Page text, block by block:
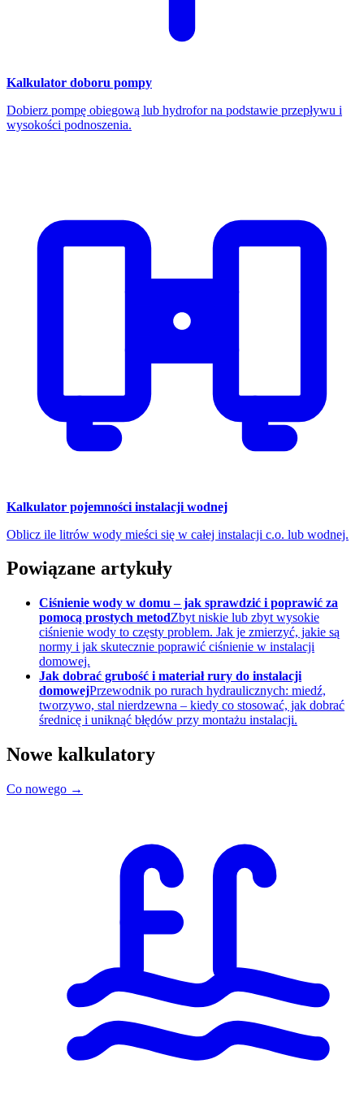
Kalkulator doboru pompy
Dobierz pompę obiegową lub hydrofor na podstawie przepływu i
wysokości podnoszenia.
Kalkulator pojemności instalacji wodnej
Oblicz ile litrów wody mieści się w całej instalacji c.o. lub wodnej.
Powiązane artykuły
Ciśnienie wody w domu – jak sprawdzić i poprawić za
pomocą prostych metodZbyt niskie lub zbyt wysokie
ciśnienie wody to częsty problem. Jak je zmierzyć, jakie są
normy i jak skutecznie poprawić ciśnienie w instalacji
domowej.
Jak dobrać grubość i materiał rury do instalacji
domowejPrzewodnik po rurach hydraulicznych: miedź,
tworzywo, stal nierdzewna – kiedy co stosować, jak dobrać
średnicę i uniknąć błędów przy montażu instalacji.
Nowe kalkulatory
Co nowego →